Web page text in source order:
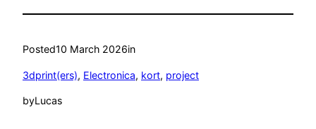
Posted10 March 2026in
3dprint(ers), Electronica, kort, project
byLucas